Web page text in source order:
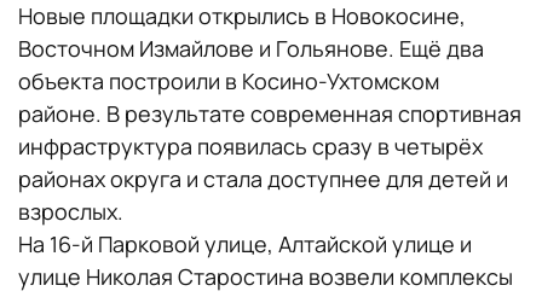
Новые площадки открылись в Новокосине,
Восточном Измайлове и Гольянове. Ещё два
объекта построили в Косино-Ухтомском
районе. В результате современная спортивная
инфраструктура появилась сразу в четырёх
районах округа и стала доступнее для детей и
взрослых.
На 16-й Парковой улице, Алтайской улице и
улице Николая Старостина возвели комплексы